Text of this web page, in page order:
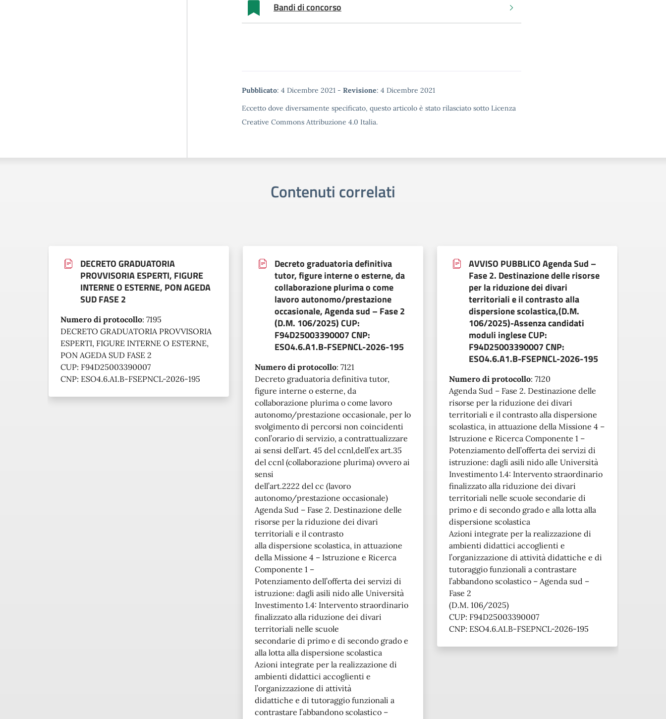
Bandi di concorso
Metadata
Pubblicato: 4 Dicembre 2021 - Revisione: 4 Dicembre 2021
Eccetto dove diversamente specificato, questo articolo è stato rilasciato sotto Licenza
Creative Commons Attribuzione 4.0 Italia.
Contenuti correlati
DECRETO GRADUATORIA
PROVVISORIA ESPERTI, FIGURE
INTERNE O ESTERNE, PON AGEDA
SUD FASE 2
Numero di protocollo: 7195
DECRETO GRADUATORIA PROVVISORIA
ESPERTI, FIGURE INTERNE O ESTERNE,
PON AGEDA SUD FASE 2
CUP: F94D25003390007
CNP: ESO4.6.A1.B-FSEPNCL-2026-195
Decreto graduatoria definitiva
tutor, figure interne o esterne, da
collaborazione plurima o come
lavoro autonomo/prestazione
occasionale, Agenda sud – Fase 2
(D.M. 106/2025) CUP:
F94D25003390007 CNP:
ESO4.6.A1.B-FSEPNCL-2026-195
Numero di protocollo: 7121
Decreto graduatoria definitiva tutor,
figure interne o esterne, da
collaborazione plurima o come lavoro
autonomo/prestazione occasionale, per lo
svolgimento di percorsi non coincidenti
conl’orario di servizio, a contrattualizzare
ai sensi dell’art. 45 del ccnl,dell’ex art.35
del ccnl (collaborazione plurima) ovvero ai
sensi
dell’art.2222 del cc (lavoro
autonomo/prestazione occasionale)
Agenda Sud – Fase 2. Destinazione delle
risorse per la riduzione dei divari
territoriali e il contrasto
alla dispersione scolastica, in attuazione
della Missione 4 – Istruzione e Ricerca
Componente 1 –
Potenziamento dell’offerta dei servizi di
istruzione: dagli asili nido alle Università
Investimento 1.4: Intervento straordinario
finalizzato alla riduzione dei divari
territoriali nelle scuole
secondarie di primo e di secondo grado e
alla lotta alla dispersione scolastica
Azioni integrate per la realizzazione di
ambienti didattici accoglienti e
l’organizzazione di attività
didattiche e di tutoraggio funzionali a
contrastare l’abbandono scolastico –
AVVISO PUBBLICO Agenda Sud –
Fase 2. Destinazione delle risorse
per la riduzione dei divari
territoriali e il contrasto alla
dispersione scolastica,(D.M.
106/2025)-Assenza candidati
moduli inglese CUP:
F94D25003390007 CNP:
ESO4.6.A1.B-FSEPNCL-2026-195
Numero di protocollo: 7120
Agenda Sud – Fase 2. Destinazione delle
risorse per la riduzione dei divari
territoriali e il contrasto alla dispersione
scolastica, in attuazione della Missione 4 –
Istruzione e Ricerca Componente 1 –
Potenziamento dell’offerta dei servizi di
istruzione: dagli asili nido alle Università
Investimento 1.4: Intervento straordinario
finalizzato alla riduzione dei divari
territoriali nelle scuole secondarie di
primo e di secondo grado e alla lotta alla
dispersione scolastica
Azioni integrate per la realizzazione di
ambienti didattici accoglienti e
l’organizzazione di attività didattiche e di
tutoraggio funzionali a contrastare
l’abbandono scolastico – Agenda sud –
Fase 2
(D.M. 106/2025)
CUP: F94D25003390007
CNP: ESO4.6.A1.B-FSEPNCL-2026-195